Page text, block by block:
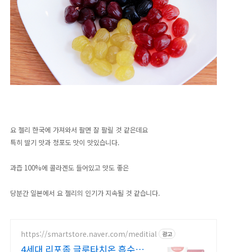
요 젤리 한국에 가져와서 팔면 잘 팔릴 것 같은데요
특히 딸기 맛과 청포도 맛이 맛있습니다.
과즙 100%에 콜라겐도 들어있고 맛도 좋은
당분간 일본에서 요 젤리의 인기가 지속될 것 같습니다.
https://smartstore.naver.com/meditial 광고
4세대 리포좀 글루타치온 흡수